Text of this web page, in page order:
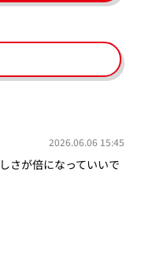
2026.06.06 15:45
さが倍になっていいで